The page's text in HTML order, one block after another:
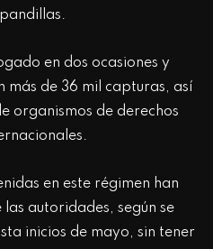
en dos ocasiones y
más de 36 mil capturas, así
organismos de derechos
en este régimen han
autoridades, según se
inicios de mayo, sin tener